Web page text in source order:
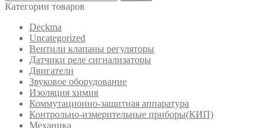
Категории товаров
Deckma
Uncategorized
Вентили клапаны регуляторы
Датчики реле сигнализаторы
Двигатели
Звуковое оборудование
Изоляция химия
Коммутационно-защитная аппаратура
Контрольно-измерительные приборы(КИП)
Механика